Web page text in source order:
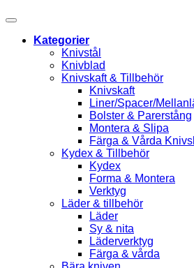
Kategorier
Knivstål
Knivblad
Knivskaft & Tillbehör
Knivskaft
Liner/Spacer/
Bolster & Parerstång
Montera & Slipa
Färga & Vårda
Kydex & Tillbehör
Kydex
Forma & Montera
Verktyg
Läder & tillbehör
Läder
Sy & nita
Läderverktyg
Färga & vårda